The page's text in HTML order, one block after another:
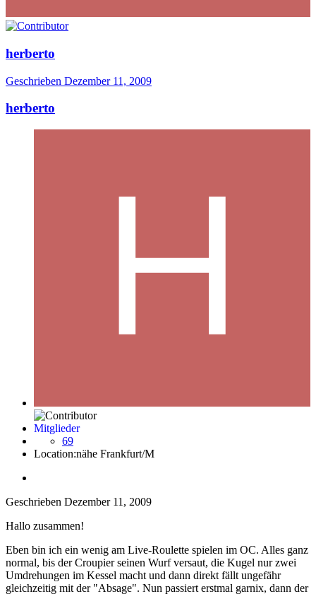
herberto
Geschrieben Dezember 11, 2009
herberto
Mitglieder
69
Location:nähe Frankfurt/M
Geschrieben Dezember 11, 2009
Hallo zusammen!
Eben bin ich ein wenig am Live-Roulette spielen im OC. Alles ganz
normal, bis der Croupier seinen Wurf versaut, die Kugel nur zwei
Umdrehungen im Kessel macht und dann direkt fällt ungefähr
gleichzeitig mit der "Absage". Nun passiert erstmal garnix, dann der